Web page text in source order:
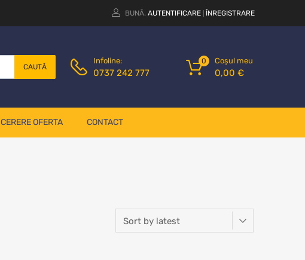
BUNĂ. AUTENTIFICARE ÎNREGISTRARE
CAUTĂ
Infoline:
0737 242 777
Coșul meu
0,00 €
0
CERERE OFERTA CONTACT